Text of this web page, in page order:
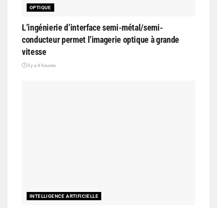
OPTIQUE
L’ingénierie d’interface semi-métal/semi-
conducteur permet l’imagerie optique à grande
vitesse
il y a 4 heures
INTELLIGENCE ARTIFICIELLE